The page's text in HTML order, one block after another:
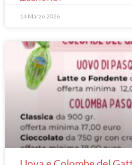
14 Marzo 2026